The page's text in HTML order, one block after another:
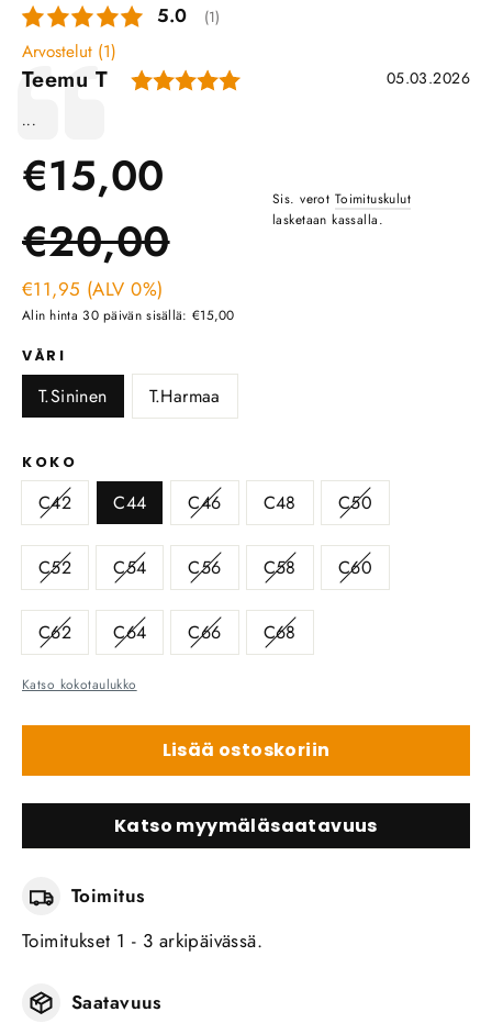
Keskimääräinen luokitus:
5.0 (äänet:
1)
Arvostelut (1)
Lausunto
Kirjoittaja:
Teemu T Arvio: 5.0 5:sta tähdestä
Päivämäärä:
05.03.2026
Teksti:
...
€15,00
hinta
€20,00
Sis. verot Toimituskulut
lasketaan kassalla.
€11,95 (ALV 0%)
Alin hinta 30 päivän sisällä: €15,00
VÄRI
T.Sininen T.Harmaa
KOKO
C42 C44 C46 C48 C50
C52 C54 C56 C58 C60
C62 C64 C66 C68
Katso kokotaulukko
Lisää ostoskoriin
Katso myymäläsaatavuus
Toimitus
Toimitukset 1 - 3 arkipäivässä.
Saatavuus